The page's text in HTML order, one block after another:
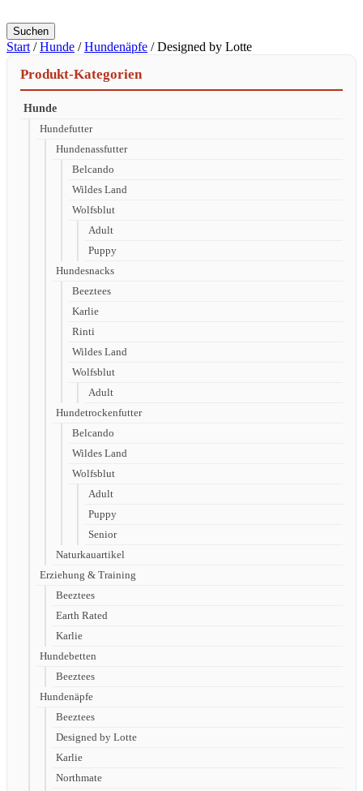
Suchen
Start /Hunde /Hundenäpfe / Designed by Lotte
Produkt-Kategorien
Hunde
Hundefutter
Hundenassfutter
Belcando
Wildes Land
Wolfsblut
Adult
Puppy
Hundesnacks
Beeztees
Karlie
Rinti
Wildes Land
Wolfsblut
Adult
Hundetrockenfutter
Belcando
Wildes Land
Wolfsblut
Adult
Puppy
Senior
Naturkauartikel
Erziehung & Training
Beeztees
Earth Rated
Karlie
Hundebetten
Beeztees
Hundenäpfe
Beeztees
Designed by Lotte
Karlie
Northmate